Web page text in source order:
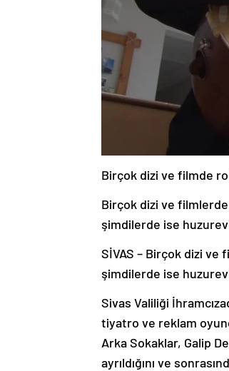
Birçok dizi ve filmde
Birçok dizi ve
şimdilerde ise
SİVAS – Birçok dizi
şimdilerde ise
Sivas Valiliği
tiyatro ve reklam
Arka Sokaklar, Galip
ayrıldığını ve